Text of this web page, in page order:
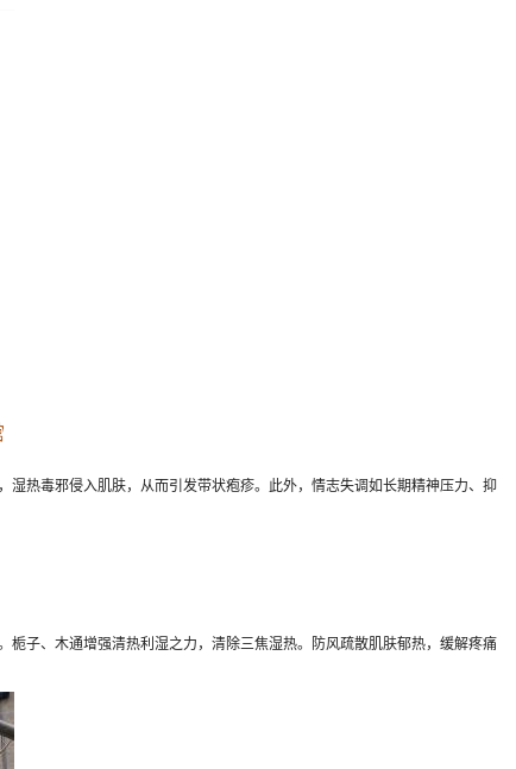
热毒邪侵入肌肤，从而引发带状疱疹。此外，情志失调如长期精神压力、抑
子、木通增强清热利湿之力，清除三焦湿热。防风疏散肌肤郁热，缓解疼痛